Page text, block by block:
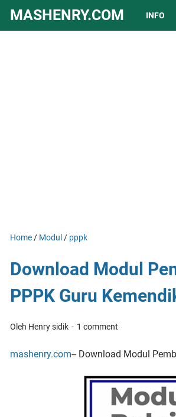
MASHENRY.COM INFO
Home / Modul / pppk
Download Modul
PPPK Guru
Oleh Henry sidik 1 comment
mashenry.com-- Download Modul